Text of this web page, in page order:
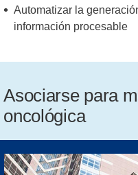
Automatizar la
información procesable
Asociarse para
oncológica